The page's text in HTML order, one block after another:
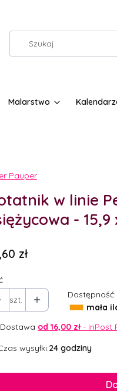
Malarstwo
Pauper
w linie
- 15,9
zł
szt.
Dostępność:
mała
Dostawa od 16,00 zł - InPost
wysyłki:24 godziny